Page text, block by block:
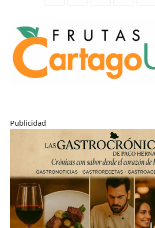
Publicidad